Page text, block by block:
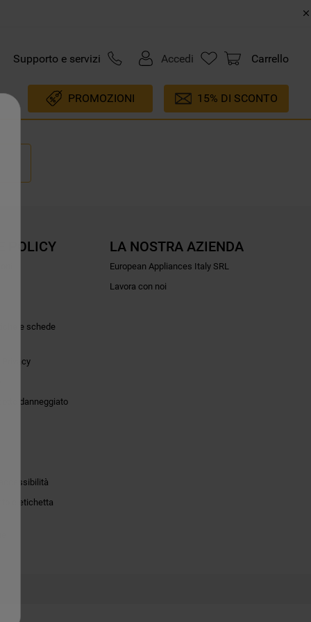
Supporto e servizi Accedi Carrello
PROMOZIONI 15% DI SCONTO
POLICY
e schede
Privacy
danneggiato
e etichetta
LA NOSTRA AZIENDA
European Appliances Italy SRL
Lavora con noi